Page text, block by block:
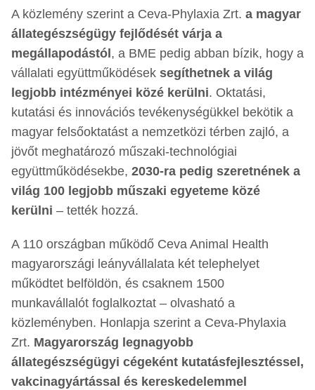
A közlemény szerint a Ceva-Phylaxia Zrt. a magyar
állategészségügy fejlődését várja a
megállapodástól , a BME pedig abban bízik, hogy a
vállalati együttműködések segíthetnek a világ
legjobb intézményei közé kerülni. Oktatási,
kutatási és innovációs tevékenységükkel bekötik a
magyar felsőoktatást a nemzetközi térben zajló, a
jövőt meghatározó műszaki-technológiai
együttműködésekbe, 2030-ra pedig szeretnének a
világ 100 legjobb műszaki egyeteme közé
kerülni – tették hozzá.
A 110 országban működő Ceva Animal Health
magyarországi leányvállalata két telephelyet
működtet belföldön, és csaknem 1500
munkavállalót foglalkoztat – olvasható a
közleményben. Honlapja szerint a Ceva-Phylaxia
Zrt. Magyarország legnagyobb
állategészségügyi cégeként kutatásfejlesztéssel,
vakcinagyártással és kereskedelemmel